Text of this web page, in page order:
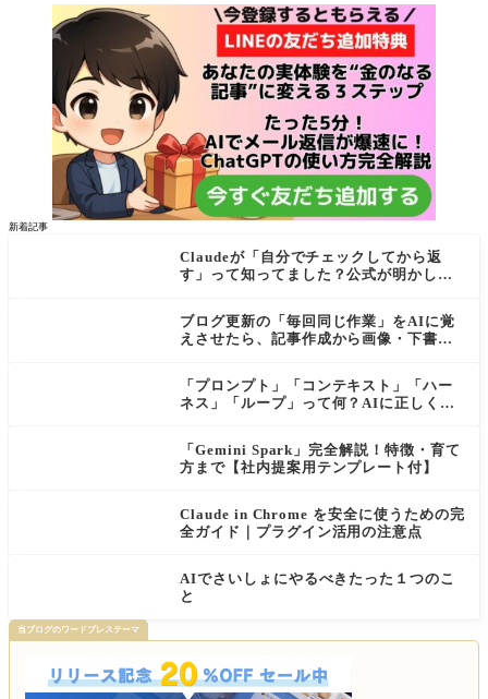
新着記事
Claudeが「自分でチェックしてから返
す」って知ってました？公式が明かし
ブログ更新の「毎回同じ作業」をAIに覚
えさせたら、記事作成から画像・下書き
「プロンプト」「コンテキスト」「ハー
ネス」「ループ」って何？AIに正しく伝
「Gemini Spark」完全解説！特徴・育て
方まで【社内提案用テンプレート付】
Claude in Chrome を安全に使うための完
全ガイド｜プラグイン活用の注意点
AIでさいしょにやるべきたった１つのこ
と
当ブログのワードプレステーマ